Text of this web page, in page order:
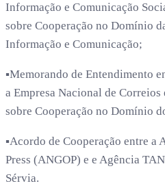
Informação e Comunicação
sobre Cooperação no Domínio
Informação e Comunicação;
▪️Memorando de Entendimento
a Empresa Nacional de
sobre Cooperação no Domínio
▪️Acordo de Cooperação entre a
Press (ANGOP) e e Agência
Sérvia.